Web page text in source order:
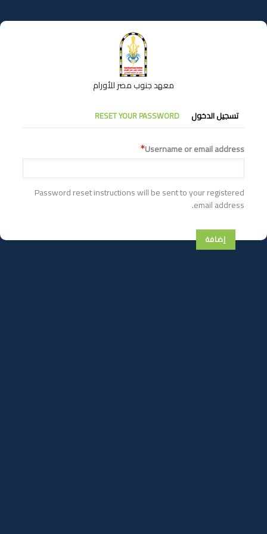
إلى
المحتوى
معهد جنوب مصر للأورام
التبويبات
الأساسية
تسجيل الدخول RESET YOUR PASSWORD
Username or email address
Password reset instructions will be sent to your registered
email address.